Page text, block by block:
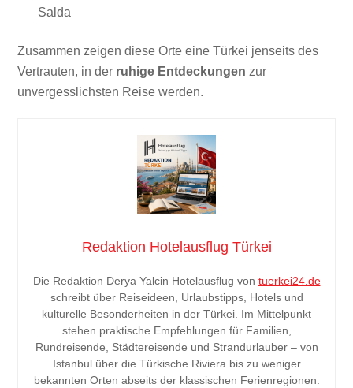
Salda
Zusammen zeigen diese Orte eine Türkei jenseits des
Vertrauten, in der ruhige Entdeckungen zur
unvergesslichsten Reise werden.
Redaktion Hotelausflug Türkei
Die Redaktion Derya Yalcin Hotelausflug von tuerkei24.de
schreibt über Reiseideen, Urlaubstipps, Hotels und
kulturelle Besonderheiten in der Türkei. Im Mittelpunkt
stehen praktische Empfehlungen für Familien,
Rundreisende, Städtereisende und Strandurlauber – von
Istanbul über die Türkische Riviera bis zu weniger
bekannten Orten abseits der klassischen Ferienregionen.